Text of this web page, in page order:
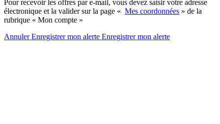
Pour recevoir les offres par e-mail, vous devez saisir votre adresse
électronique et la valider sur la page « Mes coordonnées » de la
rubrique « Mon compte »
AnnulerEnregistrer mon alerte Enregistrermon alerte